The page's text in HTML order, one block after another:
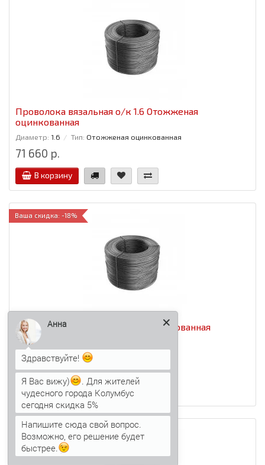
Проволока вязальная о/к 1.6 Отожженая
оцинкованная
Диаметр: 1.6 Тип: Отожженая оцинкованная
71 660 р.
В корзину
Ваша скидка: -18%
Проволока вязальная о/к 1.6 оцинкованная
Диаметр:1.6 Тип:оцинкованная
84 715 р. 69 397 р.
В корзину
Анна
Здравствуйте!
Я Вас вижу)
. Для жителей
чудесного города Колумбус
сегодня скидка 5%
Напишите сюда свой вопрос.
Возможно, его решение будет
быстрее.